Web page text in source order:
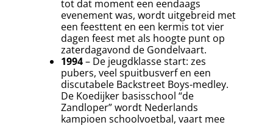
tot dat moment een eendaags
evenement was, wordt uitgebreid met
een feesttent en een kermis tot vier
dagen feest met als hoogte punt op
zaterdagavond de Gondelvaart.
1994– De jeugdklasse start: zes
pubers, veel spuitbusverf en een
discutabele Backstreet Boys-medley.
De Koedijker basisschool “de
Zandloper” wordt Nederlands
kampioen schoolvoetbal, vaart mee